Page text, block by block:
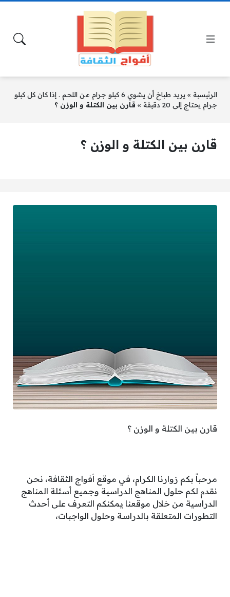
الرئيسية »
يريد طباخ أن يشوي 6 كيلو جرام من اللحم . إذا كان كل كيلو
جرام يحتاج إلى 20 دقيقة
» قارن بين الكتلة و الوزن ؟
قارن بين الكتلة و الوزن ؟
قارن بين الكتلة و الوزن ؟
مرحباً بكم زوارنا الكرام، في موقع أفواج الثقافة، نحن
نقدم لكم حلول المناهج الدراسية وجميع أسئلة المناهج
الدراسية من خلال موقعنا يمكنكم التعرف على أحدث
التطورات المتعلقة بالدراسة وحلول الواجبات،